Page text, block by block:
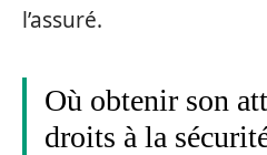
l’assuré.
Où obtenir son
droits à la